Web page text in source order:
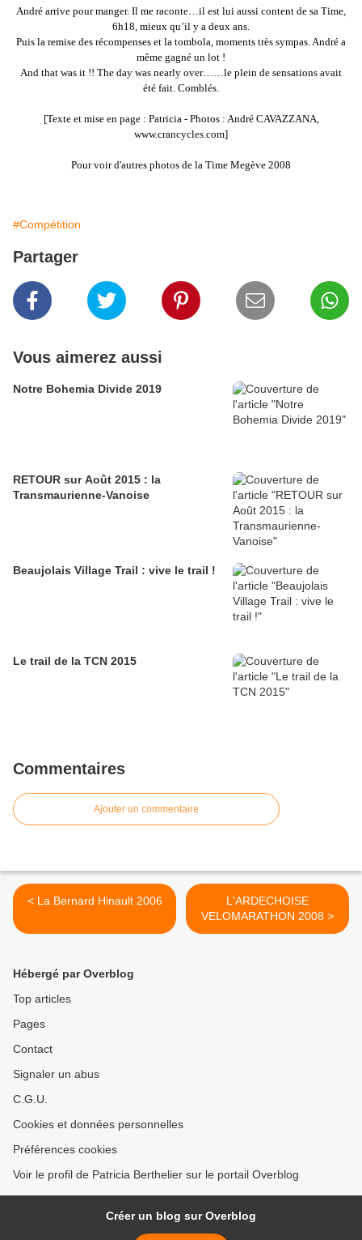
André arrive pour manger. Il me raconte…il est lui aussi content de sa Time,
6h18, mieux qu’il y a deux ans.
Puis la remise des récompenses et la tombola, moments très sympas. André a
même gagné un lot !
And that was it !! The day was nearly over……le plein de sensations avait
été fait. Comblés.
[Texte et mise en page : Patricia - Photos : André CAVAZZANA,
www.crancycles.com]
Pour voir d'autres photos de la Time Megève 2008
#Compétition
Partager
Vous aimerez aussi
Notre Bohemia Divide 2019
RETOUR sur Août 2015 : la
Transmaurienne-Vanoise
Beaujolais Village Trail : vive le trail !
Le trail de la TCN 2015
Commentaires
Ajouter un commentaire
< La Bernard Hinault 2006
L'ARDECHOISE
VELOMARATHON 2008 >
Hébergé par Overblog
Top articles
Pages
Contact
Signaler un abus
C.G.U.
Cookies et données personnelles
Préférences cookies
Voir le profil de Patricia Berthelier sur le portail Overblog
Créer un blog sur Overblog